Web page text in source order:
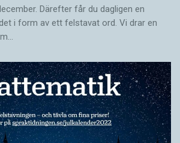
Därefter får du dagligen en
i form av ett felstavat ord. Vi drar en